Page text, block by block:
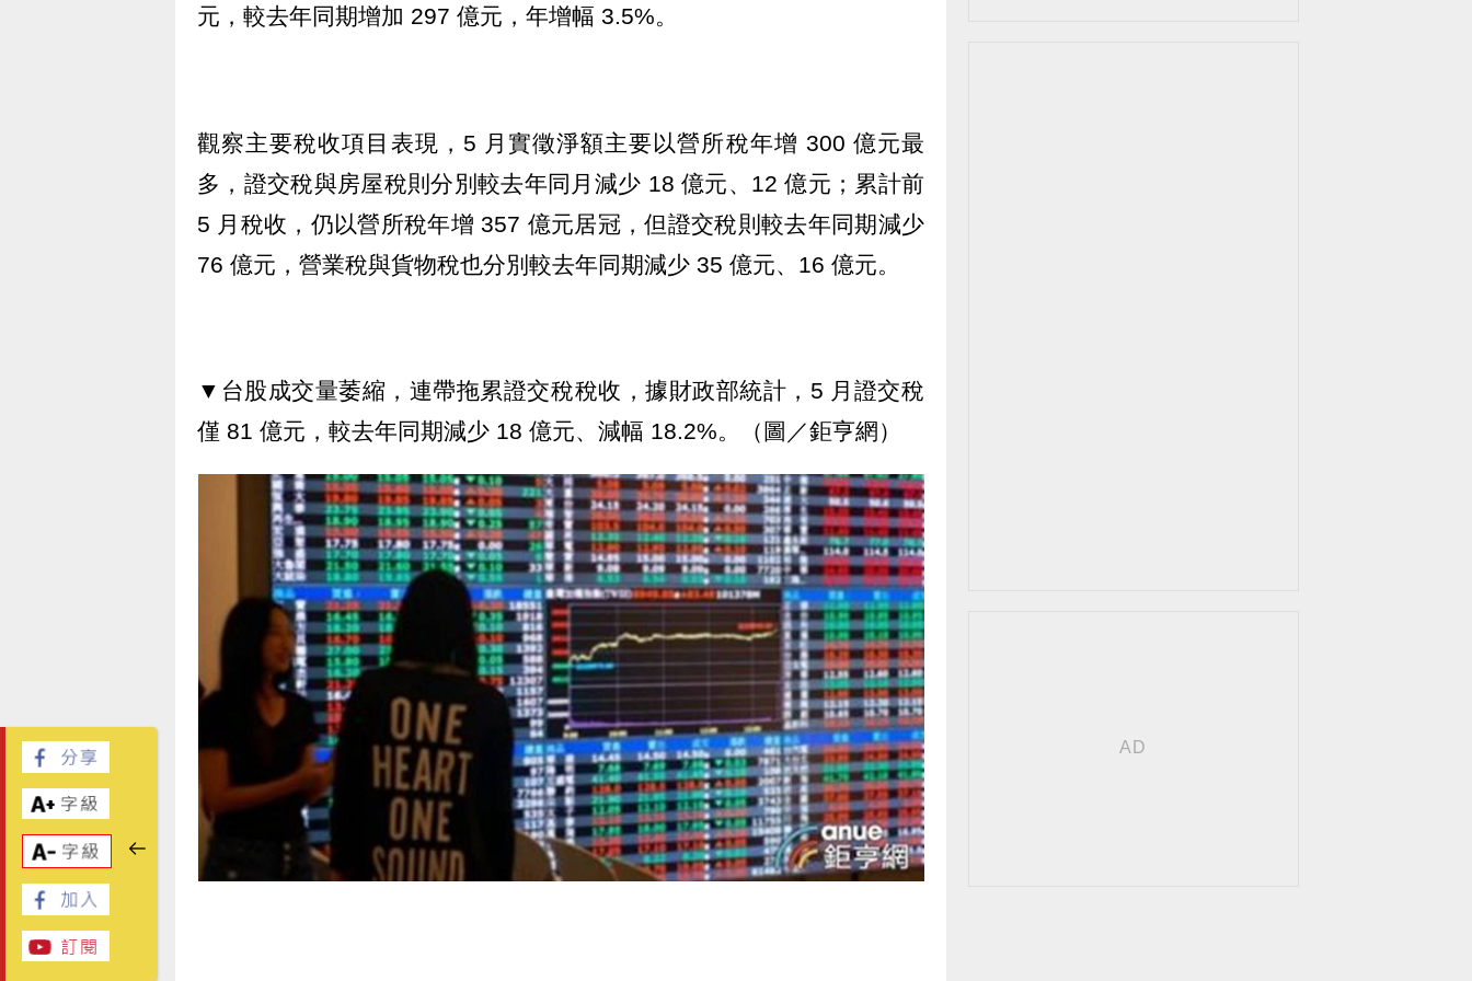
元，較去年同期增加 297 億元，年增幅 3.5%。
觀察主要稅收項目表現，5 月實徵淨額主要以營所稅年增 300 億元最
多，證交稅與房屋稅則分別較去年同月減少 18 億元、12 億元；累計前
5 月稅收，仍以營所稅年增 357 億元居冠，但證交稅則較去年同期減少
76 億元，營業稅與貨物稅也分別較去年同期減少 35 億元、16 億元。
▼台股成交量萎縮，連帶拖累證交稅稅收，據財政部統計，5 月證交稅
僅 81 億元，較去年同期減少 18 億元、減幅 18.2%。（圖／鉅亨網）